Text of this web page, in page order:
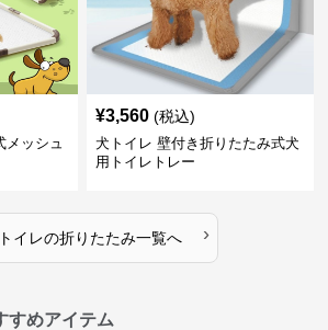
メッシュ
¥3,560 (税込)
犬トイレ 壁付き折りたたみ式犬
用トイレトレー
イレの折りたたみ一覧へ ›
すめアイテム